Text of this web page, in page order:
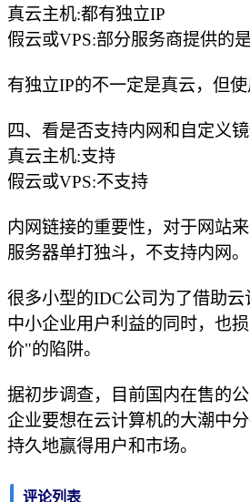
真云主机:都有独立IP
假云或VPS:部分服务商提供的
有独立IP的不一定是真云，但
四、看是否支持内网和自定义
真云主机:支持
假云或VPS:不支持
内网链接的重要性，对于网站
服务器单打独斗，不支持内网
很多小型的IDC公司为了借助
中小企业用户利益的同时，也
价"的陷阱。
据初步调查，目前国内在售的
企业要想在云计算机的大潮中
持久地赢得用户和市场。
评论列表